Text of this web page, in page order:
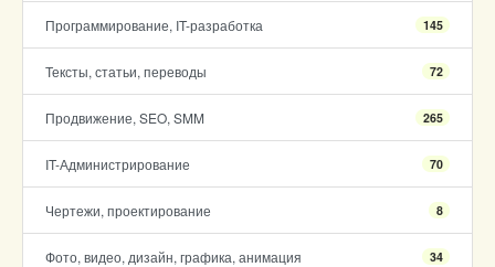
Программирование, IT-разработка 145
Тексты, статьи, переводы 72
Продвижение, SEO, SMM 265
IT-Администрирование 70
Чертежи, проектирование 8
Фото, видео, дизайн, графика, анимация 34